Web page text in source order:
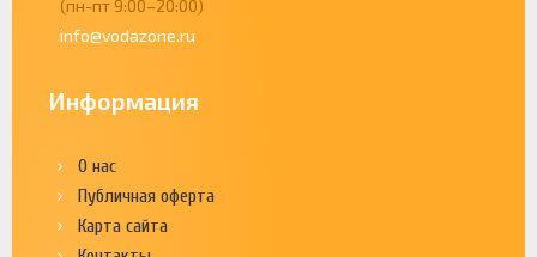
(пн-пт 9:00–20:00)
info@vodazone.ru
Информация
О нас
Публичная оферта
Карта сайта